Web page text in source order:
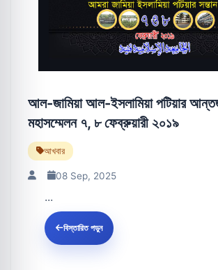
আল-জামিয়া আল-ইসলামিয়া পটিয়ার
মহাসম্মেলন ৭, ৮ ফেব্রুয়ারী ২০১৯
আখবার
08 Sep, 2025
...
বিস্তারিত পড়ুন